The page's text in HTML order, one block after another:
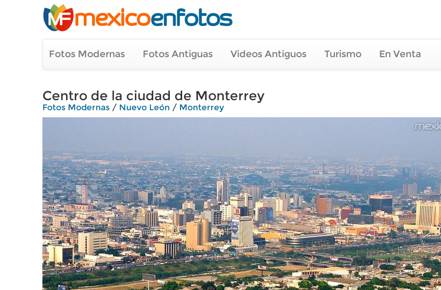
Fotos Modernas Fotos Antiguas Videos Antiguos Turismo En Venta
Centro de la ciudad de Monterrey
Fotos Modernas / Nuevo León / Monterrey